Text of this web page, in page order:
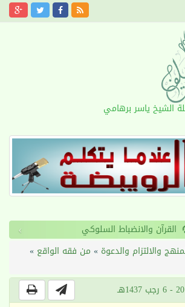
الشيخ ياسر برهامي
القرآن والانضباط السلوكي ›
والالتزام والدعوة » من فقه الواقع »